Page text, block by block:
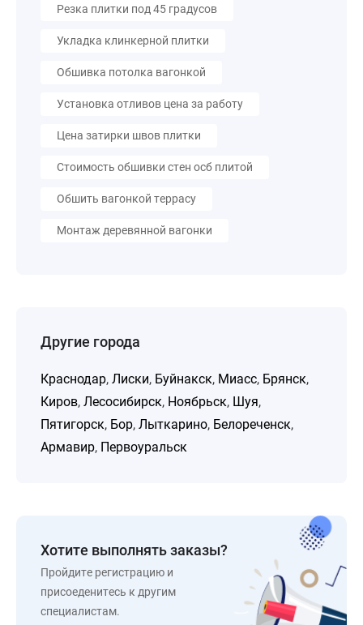
Резка плитки под 45 градусов
Укладка клинкерной плитки
Обшивка потолка вагонкой
Установка отливов цена за работу
Цена затирки швов плитки
Стоимость обшивки стен осб плитой
Обшить вагонкой террасу
Монтаж деревянной вагонки
Другие города
Краснодар, Лиски, Буйнакск, Миасс, Брянск,
Киров, Лесосибирск, Ноябрьск, Шуя,
Пятигорск, Бор, Лыткарино, Белореченск,
Армавир, Первоуральск
Хотите выполнять заказы?
Пройдите регистрацию и
присоеденитесь к другим
специалистам.